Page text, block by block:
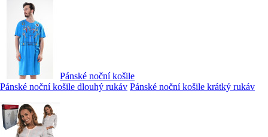
Pánské noční košile
Pánské noční košile dlouhý rukáv Pánské noční košile krátký rukáv